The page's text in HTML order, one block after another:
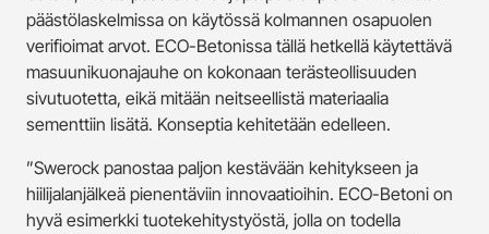
päästölaskelmissa on käytössä kolmannen osapuolen
verifioimat arvot. ECO-Betonissa tällä hetkellä käytettävä
masuunikuonajauhe on kokonaan terästeollisuuden
sivutuotetta, eikä mitään neitseellistä materiaalia
sementtiin lisätä. Konseptia kehitetään edelleen.
”Swerock panostaa paljon kestävään kehitykseen ja
hiilijalanjälkeä pienentäviin innovaatioihin. ECO-Betoni on
hyvä esimerkki tuotekehitystyöstä, jolla on todella